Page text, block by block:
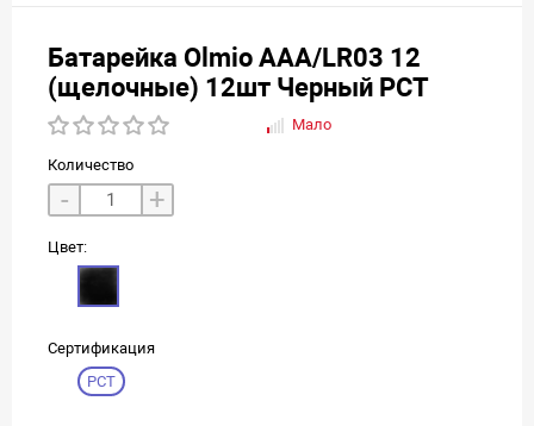
Батарейка Olmio AAA/LR03 12
(щелочные) 12шт Черный РСТ
Мало
Количество
- +
Цвет:
Сертификация
РСТ